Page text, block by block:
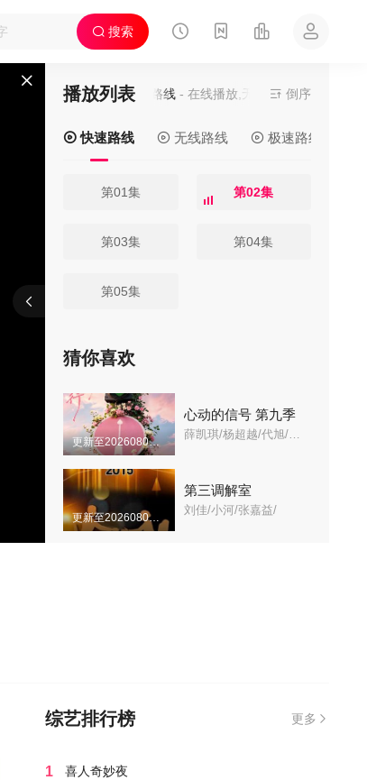
搜索
播放列表
当前资源来源快速路线- 在线播放,无需安装播放器
倒序
快速路线 无线路线 极速路线
第01集 第02集
第03集 第04集
第05集
猜你喜欢
更新至20260807期
心动的信号 第九季
薛凯琪/杨超越/代旭/杜海涛/张纯烨/
更新至20260807期
第三调解室
刘佳/小河/张嘉益/
综艺排行榜 更多
1 喜人奇妙夜